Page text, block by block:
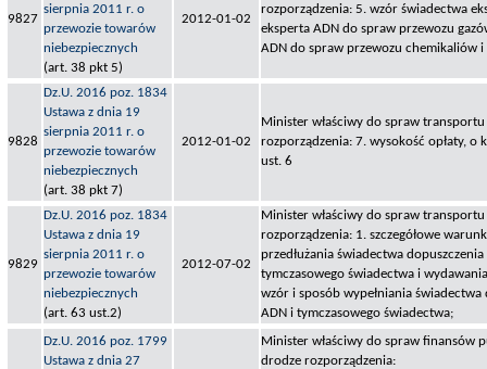
9827
sierpnia 2011 r. o
przewozie towarów
niebezpiecznych
(art. 38 pkt 5)
2012-01-02
rozporządzenia: 5. wzór świadectwa
eksperta ADN do spraw przewozu
ADN do spraw przewozu chemikaliów i
9828
Dz.U. 2016 poz. 1834
Ustawa z dnia 19
sierpnia 2011 r. o
przewozie towarów
niebezpiecznych
(art. 38 pkt 7)
2012-01-02
Minister właściwy do spraw
rozporządzenia: 7. wysokość opłaty, o
ust. 6
9829
Dz.U. 2016 poz. 1834
Ustawa z dnia 19
sierpnia 2011 r. o
przewozie towarów
niebezpiecznych
(art. 63 ust.2)
2012-07-02
Minister właściwy do spraw
rozporządzenia: 1. szczegółowe
przedłużania świadectwa
tymczasowego świadectwa i
wzór i sposób wypełniania świadectwa
ADN i tymczasowego świadectwa;
Dz.U. 2016 poz. 1799
Ustawa z dnia 27
Minister właściwy do spraw finansów
drodze rozporządzenia: